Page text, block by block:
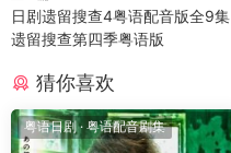
日剧遗留搜查4粤语配音版全9集
遗留搜查第四季粤语版
猜你喜欢
粤语日剧· 粤语配音剧集